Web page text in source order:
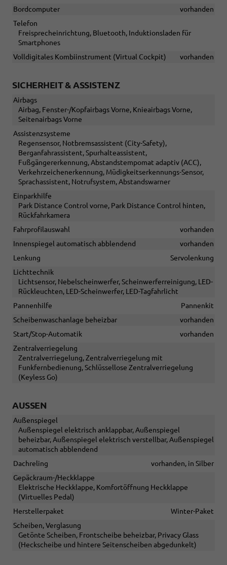
Bordcomputer
vorhanden
Telefon
Freisprecheinrichtung, Bluetooth, Induktionsladen für
Smartphones
Volldigitales Kombiinstrument (Virtual Cockpit)
vorhanden
SICHERHEIT & ASSISTENZ
Airbags
Airbag, Fenster-/Kopfairbags Vorne, Knieairbags Vorne,
Seitenairbags Vorne
Assistenzsysteme
Regensensor, Notbremsassistent (City-Safety),
Berganfahrassistent, Spurhalteassistent,
Fußgängererkennung, Abstandstempomat adaptiv (ACC),
Verkehrzeichenerkennung, Müdigkeitserkennungs-Sensor,
Sprachassistent, Notrufsystem, Abstandswarner
Einparkhilfe
Park Distance Control vorne, Park Distance Control hinten,
Rückfahrkamera
Fahrprofilauswahl
vorhanden
Innenspiegel automatisch abblendend
vorhanden
Lenkung
Servolenkung
Lichttechnik
Lichtsensor, Nebelscheinwerfer, Scheinwerferreinigung, LED-
Rückleuchten, LED-Scheinwerfer, LED-Tagfahrlicht
Pannenhilfe
Pannenkit
Scheibenwaschanlage beheizbar
vorhanden
Start/Stop-Automatik
vorhanden
Zentralverriegelung
Zentralverriegelung, Zentralverriegelung mit
Funkfernbedienung, Schlüssellose Zentralverriegelung
(Keyless Go)
AUSSEN
Außenspiegel
Außenspiegel elektrisch anklappbar, Außenspiegel
beheizbar, Außenspiegel elektrisch verstellbar, Außenspiegel
automatisch abblendend
Dachreling
vorhanden, in Silber
Gepäckraum-/Heckklappe
Elektrische Heckklappe, Komfortöffnung Heckklappe
(Virtuelles Pedal)
Herstellerpaket
Winter-Paket
Scheiben, Verglasung
Getönte Scheiben, Frontscheibe beheizbar, Privacy Glass
(Heckscheibe und hintere Seitenscheiben abgedunkelt)